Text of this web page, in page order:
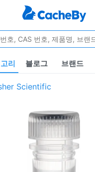
리 블로그 브랜드
Scientific